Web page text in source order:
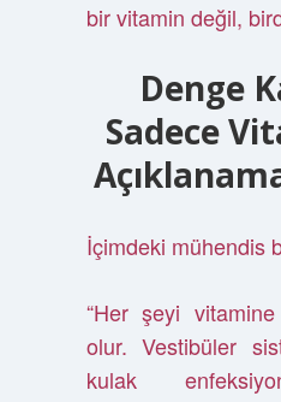
bir vitamin değil,
Denge
Sadece
İçimdeki mühendis
“Her şeyi
olur. Vestibüler
kulak